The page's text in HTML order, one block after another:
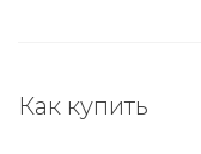
Как купить